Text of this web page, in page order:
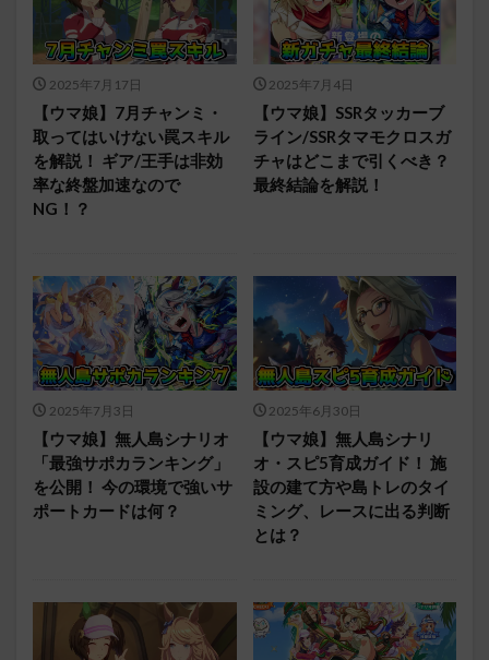
2025年7月17日
【ウマ娘】7月チャンミ・
取ってはいけない罠スキル
を解説！ ギア/王手は非効
率な終盤加速なので
NG！？
2025年7月4日
【ウマ娘】SSRタッカーブ
ライン/SSRタマモクロスガ
チャはどこまで引くべき？
最終結論を解説！
2025年7月3日
【ウマ娘】無人島シナリオ
「最強サポカランキング」
を公開！ 今の環境で強いサ
ポートカードは何？
2025年6月30日
【ウマ娘】無人島シナリ
オ・スピ5育成ガイド！ 施
設の建て方や島トレのタイ
ミング、レースに出る判断
とは？